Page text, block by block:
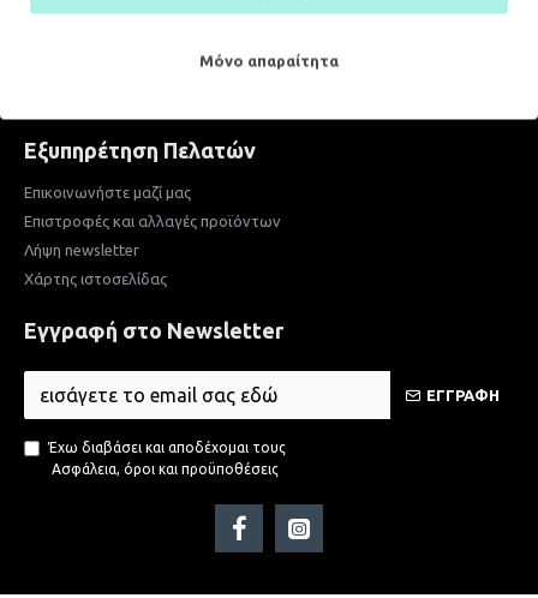
Ο λογαριασμός μου
Πολιτική προστασίας και προσωπικών δεδομένων
Εξυπηρέτηση Πελατών
Επικοινωνήστε μαζί μας
Επιστροφές και αλλαγές προϊόντων
Λήψη newsletter
Χάρτης ιστοσελίδας
Εγγραφή στο Newsletter
ΕΓΓΡΑΦΗ
Έχω διαβάσει και αποδέχομαι τους
Ασφάλεια, όροι και προϋποθέσεις
Μόνο απαραίτητα